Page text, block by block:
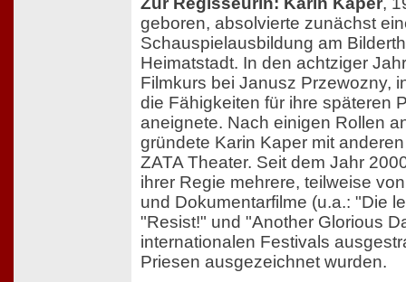
geboren, absolvierte zunächst
Schauspielausbildung am
Heimatstadt. In den achtziger
Filmkurs bei Janusz Przewozny,
die Fähigkeiten für ihre späteren
aneignete. Nach einigen Rollen
gründete Karin Kaper mit
ZATA Theater. Seit dem Jahr
ihrer Regie mehrere, teilweise
und Dokumentarfilme (u.a.: "Die
"Resist!" und "Another Glorious
internationalen Festivals
Priesen ausgezeichnet wurden.